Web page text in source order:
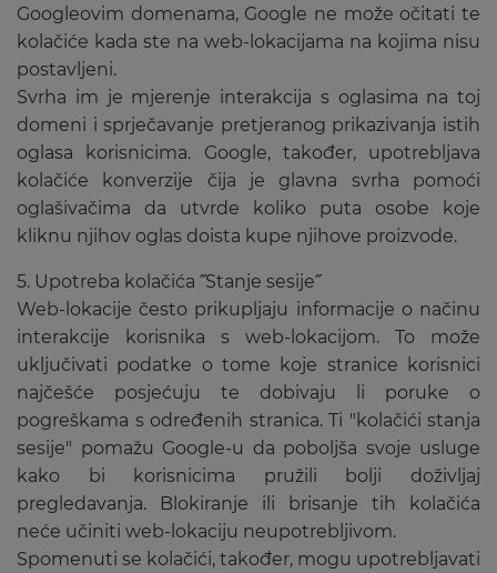
Googleovim domenama, Google ne može očitati te
kolačiće kada ste na web-lokacijama na kojima nisu
postavljeni.
Svrha im je mjerenje interakcija s oglasima na toj
domeni i sprječavanje pretjeranog prikazivanja istih
oglasa korisnicima. Google, također, upotrebljava
kolačiće konverzije čija je glavna svrha pomoći
oglašivačima da utvrde koliko puta osobe koje
kliknu njihov oglas doista kupe njihove proizvode.
5. Upotreba kolačića ˝Stanje sesije˝
Web-lokacije često prikupljaju informacije o načinu
interakcije korisnika s web-lokacijom. To može
uključivati podatke o tome koje stranice korisnici
najčešće posjećuju te dobivaju li poruke o
pogreškama s određenih stranica. Ti "kolačići stanja
sesije" pomažu Google-u da poboljša svoje usluge
kako bi korisnicima pružili bolji doživljaj
pregledavanja. Blokiranje ili brisanje tih kolačića
neće učiniti web-lokaciju neupotrebljivom.
Spomenuti se kolačići, također, mogu upotrebljavati